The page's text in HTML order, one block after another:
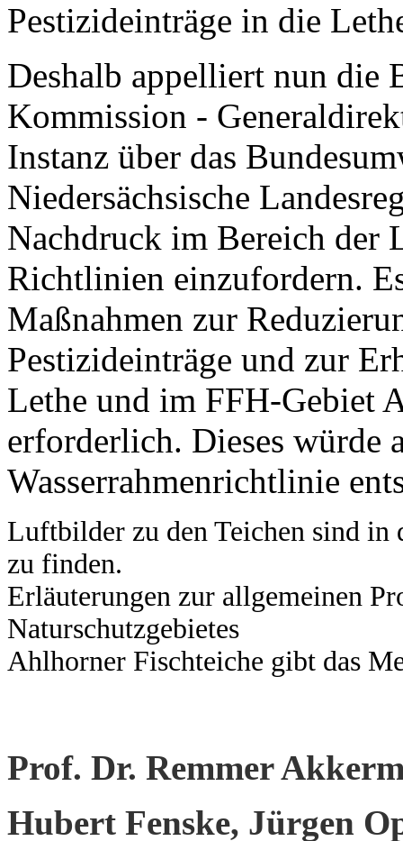
Pestizideinträge in die
Deshalb appelliert nun die
Kommission -
Instanz über das
Niedersächsische
Nachdruck im Bereich der
Richtlinien einzufordern.
Maßnahmen zur
Pestizideinträge und zur
Lethe und im FFH-Gebiet
erforderlich. Dieses würde
Wasserrahmenrichtlinie
Luftbilder zu den Teichen sind
zu finden.
Erläuterungen zur allgemeinen
Naturschutzgebietes
Ahlhorner Fischteiche gibt das
Prof. Dr. Remmer
Hubert Fenske, Jürgen